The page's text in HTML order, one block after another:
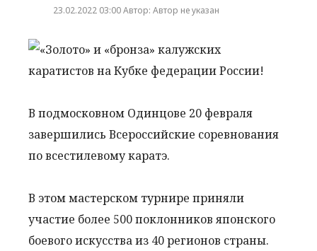
23.02.2022 03:00 Автор: Автор не указан
В подмосковном Одинцове 20 февраля
завершились Всероссийские соревнования
по всестилевому каратэ.
В этом мастерском турнире приняли
участие более 500 поклонников японского
боевого искусства из 40 регионов страны.